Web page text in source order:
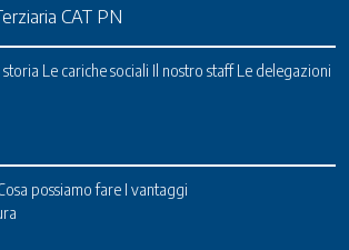
storia Le cariche sociali Il nostro staff Le delegazioni
possiamo fare I vantaggi